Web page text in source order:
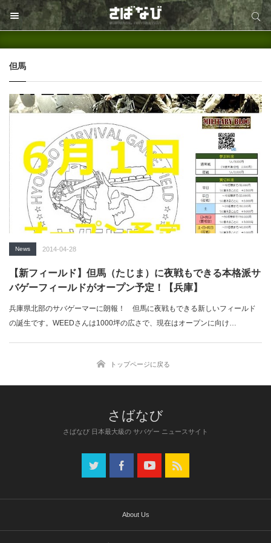
サイト内検索
但馬
News 2014-04-28
【新フィールド】但馬（たじま）に夜戦もできる本格派サ
バゲーフィールドがオープン予定！【兵庫】
兵庫県北部のサバゲーマーに朗報！ 但馬に夜戦もできる新しいフィールド
の誕生です。WEEDさんは1000坪の広さで、現在はオープンに向け…
トップページに戻る
さばなび 日本最大級の サバゲー ニュースサイト
About Us
サイト内検索